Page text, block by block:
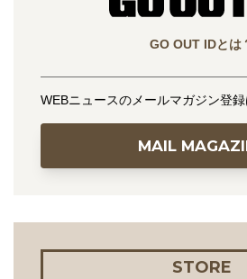
GO OUT IDとは
WEBニュースのメールマガジン登
MAIL
STORE